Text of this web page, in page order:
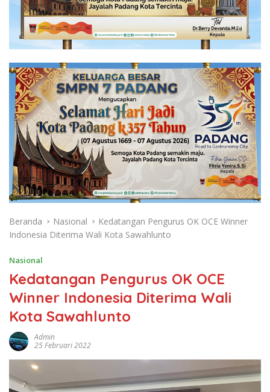
Beranda Nasional
Kedatangan Pengurus OK OCE Winner
Indonesia Diterima Wali Kota Sawahlunto
Nasional
Kedatangan Pengurus OK OCE
Winner Indonesia Diterima Wali
Kota Sawahlunto
Admin
25 Februari 2022